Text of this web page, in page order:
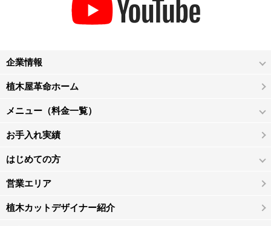
企業情報
植木屋革命ホーム
メニュー（料金一覧）
お手入れ実績
はじめての方
営業エリア
植木カットデザイナー紹介